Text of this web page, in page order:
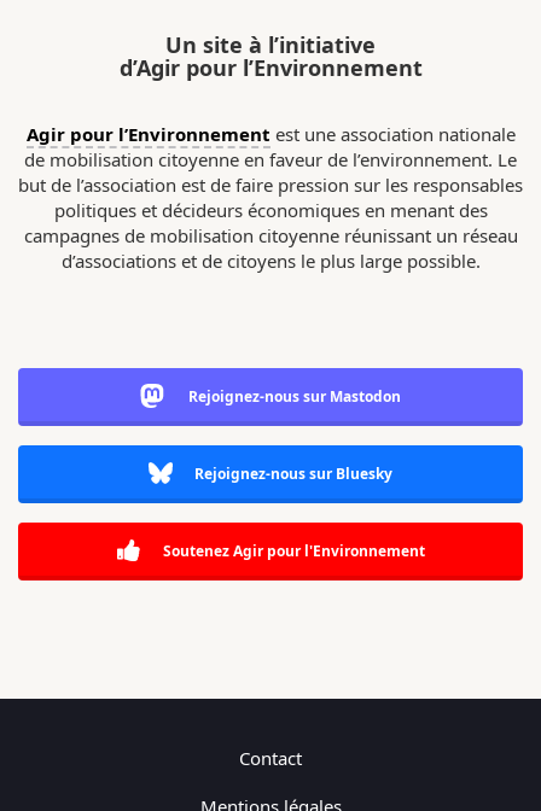
Un site à l’initiative
d’Agir pour l’Environnement
Agir pour l’Environnement est une association nationale
de mobilisation citoyenne en faveur de l’environnement. Le
but de l’association est de faire pression sur les responsables
politiques et décideurs économiques en menant des
campagnes de mobilisation citoyenne réunissant un réseau
d’associations et de citoyens le plus large possible.
Rejoignez-nous sur Mastodon
Rejoignez-nous sur Bluesky
Soutenez Agir pour l'Environnement
Contact
Mentions légales